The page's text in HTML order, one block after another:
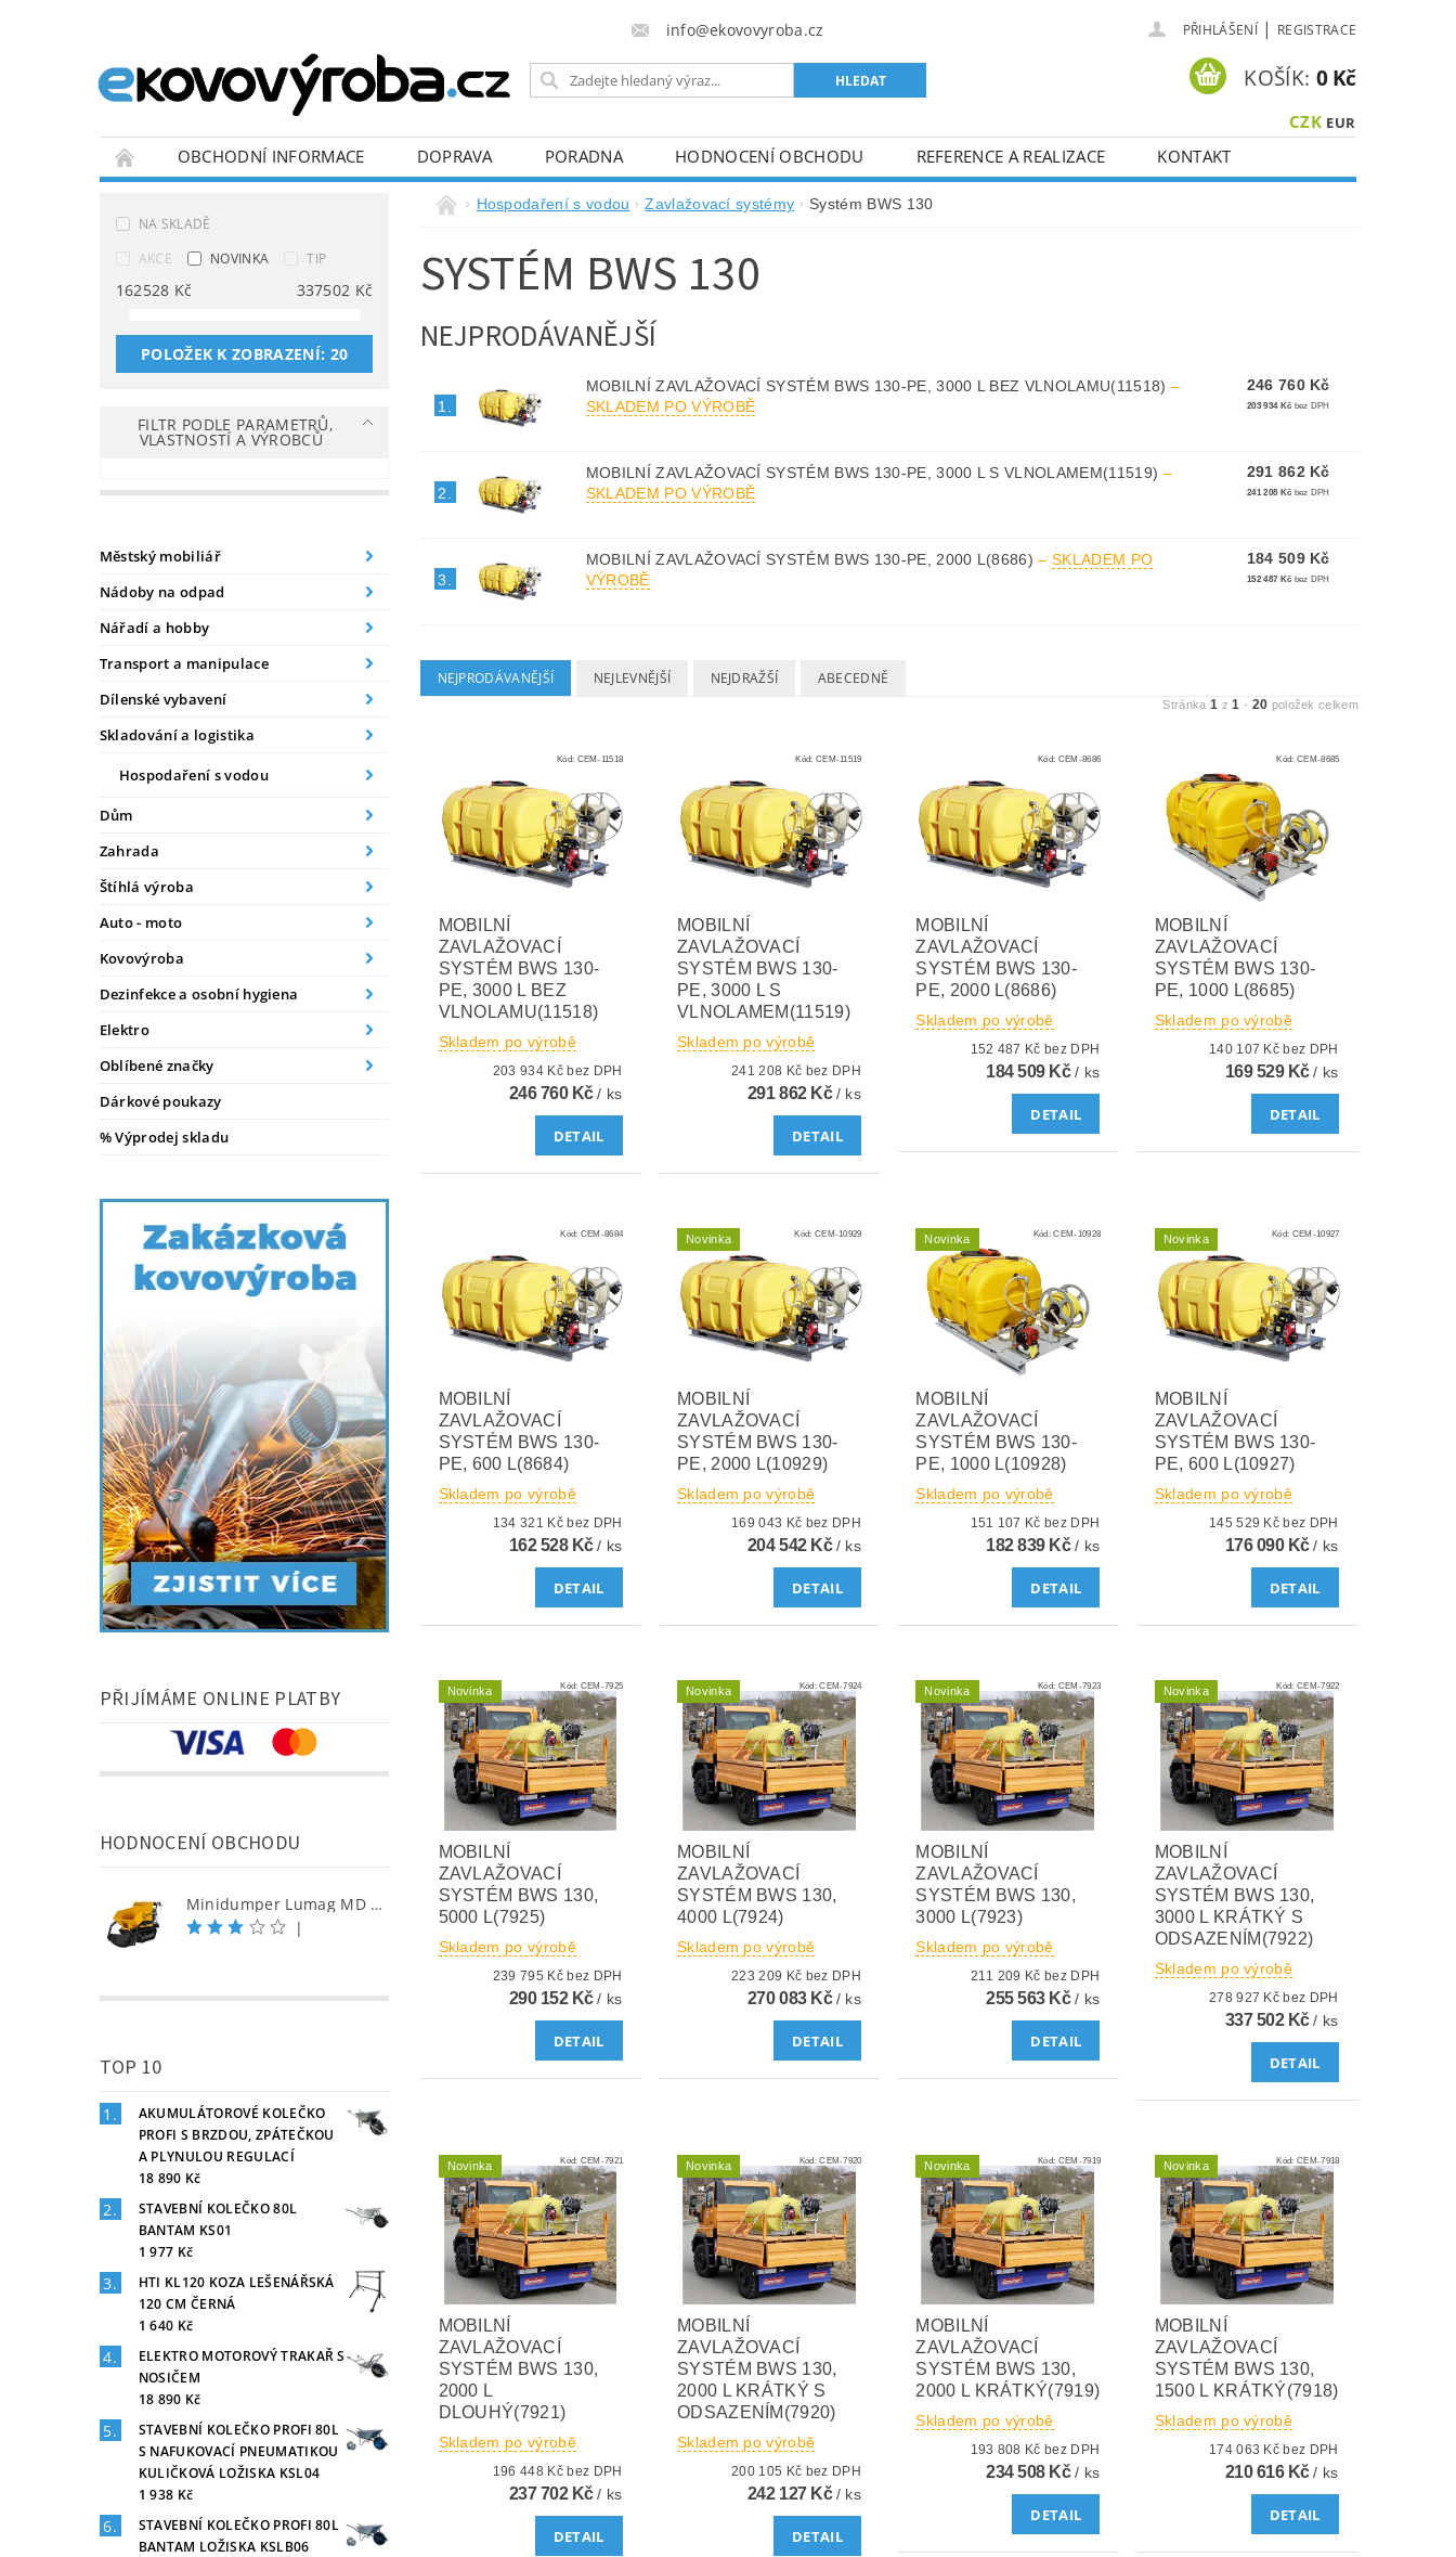
info@ekovovyroba.cz PŘIHLÁŠENÍ | REGISTRACE
CZK EUR
KOŠÍK: 0 Kč
OBCHODNÍ INFORMACE DOPRAVA PORADNA HODNOCENÍ OBCHODU REFERENCE A REALIZACE
KONTAKT
NA SKLADĚ
AKCE
NOVINKA TIP
162528 Kč 337502 Kč
POLOŽEK K ZOBRAZENÍ: 20
FILTR PODLE PARAMETRŮ,
VLASTNOSTÍ A VÝROBCŮ
Městský mobiliář
Nádoby na odpad
Nářadí a hobby
Transport a manipulace
Dílenské vybavení
Skladování a logistika
Hospodaření s vodou
Dům
Zahrada
Štíhlá výroba
Auto - moto
Kovovýroba
Dezinfekce a osobní hygiena
Elektro
Oblíbené značky
Dárkové poukazy
% Výprodej skladu
PŘIJÍMÁME ONLINE PLATBY
HODNOCENÍ OBCHODU
Minidumper Lumag MD 500H-PRO S samonakládací minidumper
|
TOP 10
AKUMULÁTOROVÉ KOLEČKO
PROFI S BRZDOU, ZPÁTEČKOU
A PLYNULOU REGULACÍ
18 890 Kč
STAVEBNÍ KOLEČKO 80L
BANTAM KS01
1 977 Kč
HTI KL120 KOZA LEŠENÁŘSKÁ
120 CM ČERNÁ
1 640 Kč
ELEKTRO MOTOROVÝ TRAKAŘ S
NOSIČEM
18 890 Kč
STAVEBNÍ KOLEČKO PROFI 80L
S NAFUKOVACÍ PNEUMATIKOU
KULIČKOVÁ LOŽISKA KSL04
1 938 Kč
STAVEBNÍ KOLEČKO PROFI 80L
BANTAM LOŽISKA KSLB06
Hospodaření s vodou Zavlažovací systémy Systém BWS 130
SYSTÉM BWS 130
NEJPRODÁVANĚJŠÍ
1.
MOBILNÍ ZAVLAŽOVACÍ SYSTÉM BWS 130-PE, 3000 L BEZ VLNOLAMU(11518) –
SKLADEM PO VÝROBĚ
246 760 Kč
203 934 Kč bez DPH
2.
MOBILNÍ ZAVLAŽOVACÍ SYSTÉM BWS 130-PE, 3000 L S VLNOLAMEM(11519) –
SKLADEM PO VÝROBĚ
291 862 Kč
241 208 Kč bez DPH
3.
MOBILNÍ ZAVLAŽOVACÍ SYSTÉM BWS 130-PE, 2000 L(8686)– SKLADEM PO
VÝROBĚ
184 509 Kč
152 487 Kč bez DPH
NEJPRODÁVANĚJŠÍ NEJLEVNĚJŠÍ NEJDRAŽŠÍ ABECEDNĚ
Stránka1 z1 - 20 položek celkem
Kód: CEM-11518
MOBILNÍ
ZAVLAŽOVACÍ
SYSTÉM BWS 130-
PE, 3000 L BEZ
VLNOLAMU(11518)
Skladem po výrobě
203 934 Kč bez DPH
246 760 Kč/ ks
DETAIL
Kód: CEM-11519
MOBILNÍ
ZAVLAŽOVACÍ
SYSTÉM BWS 130-
PE, 3000 L S
VLNOLAMEM(11519)
Skladem po výrobě
241 208 Kč bez DPH
291 862 Kč/ ks
DETAIL
Kód: CEM-8686
MOBILNÍ
ZAVLAŽOVACÍ
SYSTÉM BWS 130-
PE, 2000 L(8686)
Skladem po výrobě
152 487 Kč bez DPH
184 509 Kč/ ks
DETAIL
Kód: CEM-8685
MOBILNÍ
ZAVLAŽOVACÍ
SYSTÉM BWS 130-
PE, 1000 L(8685)
Skladem po výrobě
140 107 Kč bez DPH
169 529 Kč/ ks
DETAIL
Kód: CEM-8684
MOBILNÍ
ZAVLAŽOVACÍ
SYSTÉM BWS 130-
PE, 600 L(8684)
Skladem po výrobě
134 321 Kč bez DPH
162 528 Kč/ ks
DETAIL
Novinka Kód: CEM-10929
MOBILNÍ
ZAVLAŽOVACÍ
SYSTÉM BWS 130-
PE, 2000 L(10929)
Skladem po výrobě
169 043 Kč bez DPH
204 542 Kč/ ks
DETAIL
Novinka Kód:CEM-10928
MOBILNÍ
ZAVLAŽOVACÍ
SYSTÉM BWS 130-
PE, 1000 L(10928)
Skladem po výrobě
151 107 Kč bez DPH
182 839 Kč/ ks
DETAIL
Novinka Kód: CEM-10927
MOBILNÍ
ZAVLAŽOVACÍ
SYSTÉM BWS 130-
PE, 600 L(10927)
Skladem po výrobě
145 529 Kč bez DPH
176 090 Kč/ ks
DETAIL
Novinka Kód: CEM-7925
MOBILNÍ
ZAVLAŽOVACÍ
SYSTÉM BWS 130,
5000 L(7925)
Skladem po výrobě
239 795 Kč bez DPH
290 152 Kč/ ks
DETAIL
Novinka Kód:CEM-7924
MOBILNÍ
ZAVLAŽOVACÍ
SYSTÉM BWS 130,
4000 L(7924)
Skladem po výrobě
223 209 Kč bez DPH
270 083 Kč/ ks
DETAIL
Novinka Kód: CEM-7923
MOBILNÍ
ZAVLAŽOVACÍ
SYSTÉM BWS 130,
3000 L(7923)
Skladem po výrobě
211 209 Kč bez DPH
255 563 Kč/ ks
DETAIL
Novinka Kód: CEM-7922
MOBILNÍ
ZAVLAŽOVACÍ
SYSTÉM BWS 130,
3000 L KRÁTKÝ S
ODSAZENÍM(7922)
Skladem po výrobě
278 927 Kč bez DPH
337 502 Kč/ ks
DETAIL
Novinka Kód: CEM-7921
MOBILNÍ
ZAVLAŽOVACÍ
SYSTÉM BWS 130,
2000 L
DLOUHÝ(7921)
Skladem po výrobě
196 448 Kč bez DPH
237 702 Kč/ ks
DETAIL
Novinka Kód:CEM-7920
MOBILNÍ
ZAVLAŽOVACÍ
SYSTÉM BWS 130,
2000 L KRÁTKÝ S
ODSAZENÍM(7920)
Skladem po výrobě
200 105 Kč bez DPH
242 127 Kč/ ks
DETAIL
Novinka Kód: CEM-7919
MOBILNÍ
ZAVLAŽOVACÍ
SYSTÉM BWS 130,
2000 L KRÁTKÝ(7919)
Skladem po výrobě
193 808 Kč bez DPH
234 508 Kč/ ks
DETAIL
Novinka Kód: CEM-7918
MOBILNÍ
ZAVLAŽOVACÍ
SYSTÉM BWS 130,
1500 L KRÁTKÝ(7918)
Skladem po výrobě
174 063 Kč bez DPH
210 616 Kč/ ks
DETAIL